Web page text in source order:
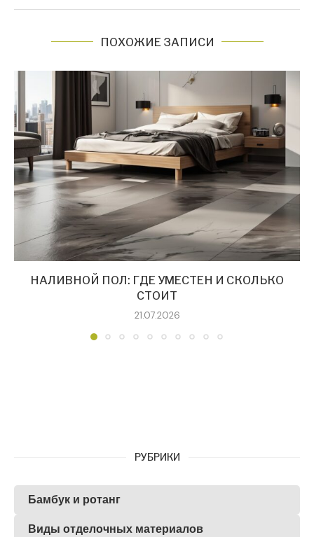
ПОХОЖИЕ ЗАПИСИ
НАЛИВНОЙ ПОЛ: ГДЕ УМЕСТЕН И СКОЛЬКО
СТОИТ
21.07.2026
РУБРИКИ
Бамбук и ротанг
Виды отделочных материалов